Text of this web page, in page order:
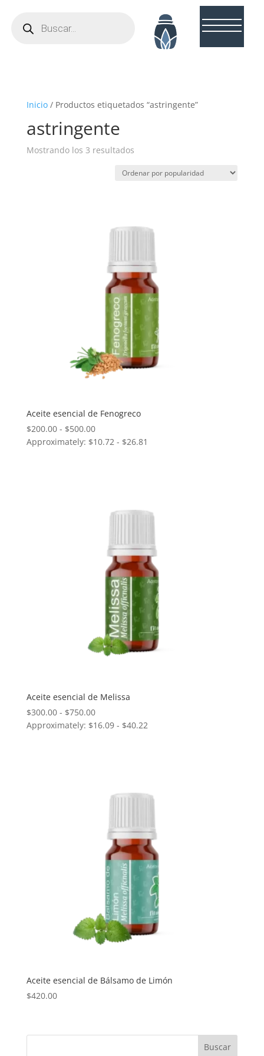
productos
Inicio/ Productos etiquetados “astringente”
astringente
Mostrando los 3 resultadosOrdenado
popularidad
Aceite esencial de Fenogreco
$200.00 - $500.00Rango
de
$500.00
Approximately: $10.72 - $26.81
Aceite esencial de Melissa
$300.00 - $750.00Rango
de
$750.00
Approximately: $16.09 - $40.22
Aceite esencial de Bálsamo de Limón
$420.00